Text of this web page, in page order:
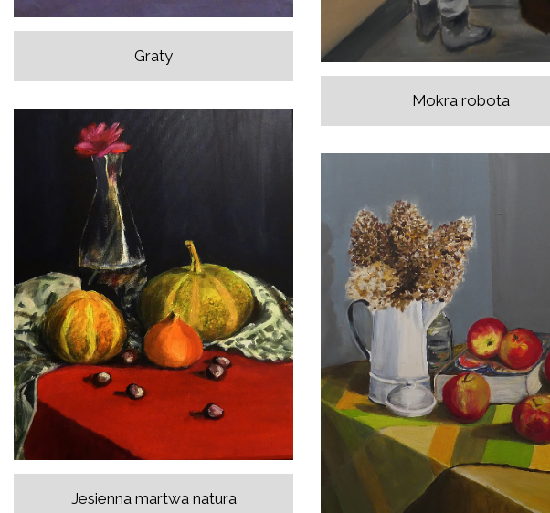
Graty
Mokra robota
Jesienna martwa natura